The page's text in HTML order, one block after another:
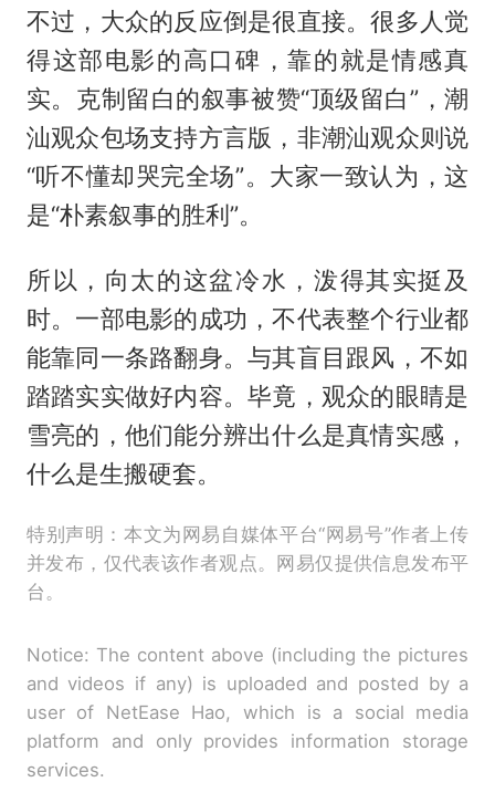
不过，大众的反应倒是很直接。很多人觉
得这部电影的高口碑，靠的就是情感真
实。克制留白的叙事被赞“顶级留白”，潮
汕观众包场支持方言版，非潮汕观众则说
“听不懂却哭完全场”。大家一致认为，这
是“朴素叙事的胜利”。
所以，向太的这盆冷水，泼得其实挺及
时。一部电影的成功，不代表整个行业都
能靠同一条路翻身。与其盲目跟风，不如
踏踏实实做好内容。毕竟，观众的眼睛是
雪亮的，他们能分辨出什么是真情实感，
什么是生搬硬套。
特别声明：本文为网易自媒体平台“网易号”作者上传
并发布，仅代表该作者观点。网易仅提供信息发布平
台。
Notice: The content above (including the pictures
and videos if any) is uploaded and posted by a
user of NetEase Hao, which is a social media
platform and only provides information storage
services.